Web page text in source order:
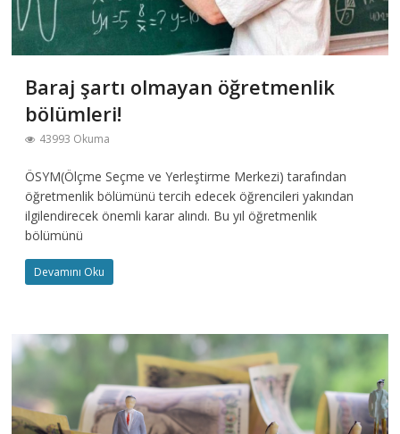
Baraj şartı olmayan öğretmenlik
bölümleri!
43993 Okuma
ÖSYM(Ölçme Seçme ve Yerleştirme Merkezi) tarafından
öğretmenlik bölümünü tercih edecek öğrencileri yakından
ilgilendirecek önemli karar alındı. Bu yıl öğretmenlik
bölümünü
Devamını Oku